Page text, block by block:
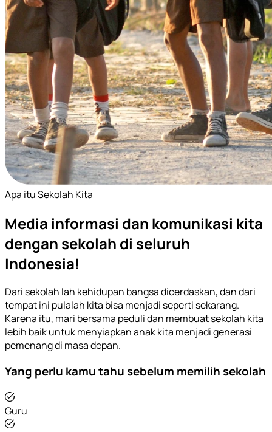
Apa itu Sekolah Kita
Media informasi dan komunikasi kita
dengan sekolah di seluruh
Indonesia!
Dari sekolah lah kehidupan bangsa dicerdaskan, dan dari
tempat ini pulalah kita bisa menjadi seperti sekarang.
Karena itu, mari bersama peduli dan membuat sekolah kita
lebih baik untuk menyiapkan anak kita menjadi generasi
pemenang di masa depan.
Yang perlu kamu tahu sebelum memilih sekolah
Guru